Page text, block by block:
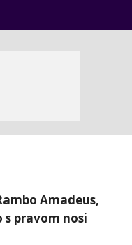
Amadeus,
pravom nosi